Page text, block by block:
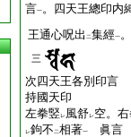
言一。四天王總印内
王通心呪出 二集經一。
三
次四天王各別印言
持國天印
左拳竪 レ風舒レ空。
レ鉤不 二相著一
眞言